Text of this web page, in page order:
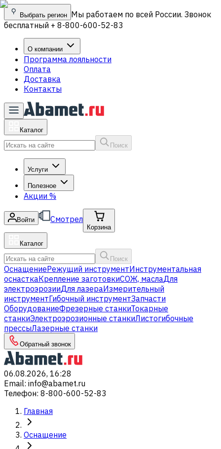
Выбрать регион Мы работаем по всей России. Звонок
бесплатный + 8-800-600-52-83
О компании
Программа лояльности
Оплата
Доставка
Контакты
Каталог
Поиск
Услуги
Полезное
Акции %
Войти Смотрел
Корзина
Каталог
Поиск
ОснащениеРежущий инструментИнструментальная
оснасткаКрепление заготовкиСОЖ, маслаДля
электроэрозииДля лазераИзмерительный
инструментГибочный инструментЗапчасти
ОборудованиеФрезерные станкиТокарные
станкиЭлектроэрозионные станкиЛистогибочные
прессыЛазерные станки
Обратный звонок
06.08.2026, 16:28
Email: info@abamet.ru
Телефон: 8-800-600-52-83
Главная
Оснащение